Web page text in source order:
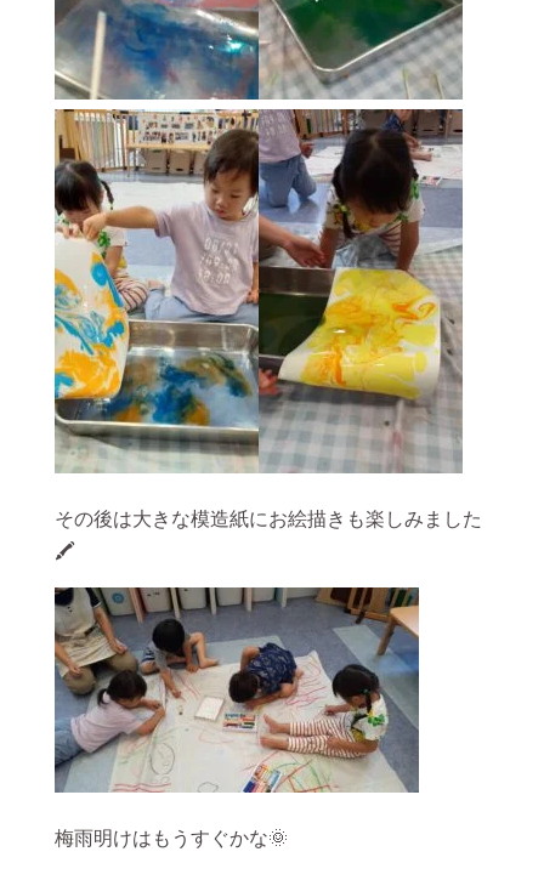
その後は大きな模造紙にお絵描きも楽しみました
🖍
梅雨明けはもうすぐかな🌞